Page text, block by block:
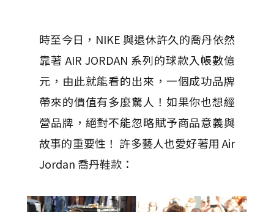
時至今日，NIKE 與退休許久的喬丹依然
靠著 AIR JORDAN 系列的球款入帳數億
元，由此就能看的出來，一個成功品牌
帶來的價值有多麼驚人！如果你也想經
營品牌，絕對不能忽略賦予商品意義與
故事的重要性！ 許多藝人也愛好著用 Air
Jordan 喬丹鞋款：